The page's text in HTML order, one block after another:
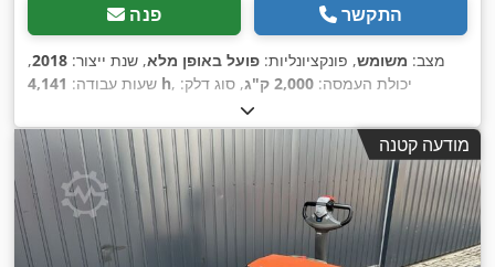
פנה התקשר
מצב: משומש, פונקציונליות: פועל באופן מלא, שנת ייצור: 2018
,
שעות עבודה: 4,141 h , יכולת העמסה: 2,000 ק"ג
, סוג דלק:
מודעה קטנה